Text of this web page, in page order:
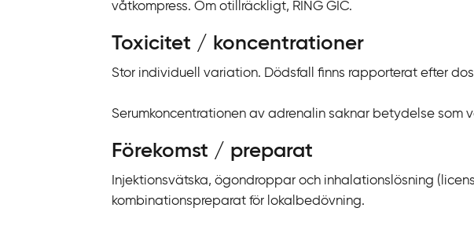
våtkompress. Om otillräckligt, RING GIC.
Toxicitet / koncentrationer
Stor individuell variation. Dödsfall finns rapporterat efter
Serumkoncentrationen av adrenalin saknar betydelse som
Förekomst / preparat
Injektionsvätska, ögondroppar och inhalationslösning
kombinationspreparat för lokalbedövning.